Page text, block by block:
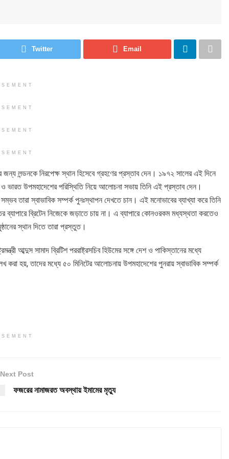
Twitter Email
জন্য লন্ডনকে নিরপেক্ষ স্থান হিসেবে গ্রহণের প্রস্তাব দেন। ১৯৭২ সালের এই দিনে
ও ভারত উপমহাদেশের পরিস্থিতি নিয়ে আলোচনা সভায় তিনি এই প্রস্তাব দেন।
তারা স্বাভাবিক সম্পর্ক পুনঃস্থাপন দেখতে চান। এই মনোভাবের ব্যাখ্যা করে তিনি
ব্যাপারে ব্রিটেন নিজেকে জড়াতে চায় না। এ ব্যাপারে কোনওরকম মধ্যস্থতা করতেও
স্থান দিতে তারা প্রস্তুত।
আব্দুস সামাদ ব্রিটিশ পররাষ্ট্রসচিব হিউমের সঙ্গে দেশ ও পাকিস্তানের মধ্যে
করা হয়, তাদের মধ্যে ৫০ মিনিটের আলোচনায় উপমহাদেশের পুনরায় স্বাভাবিক সম্পর্ক
Next Post
ফজরের নামাজরত অবস্থায় ইমামের মৃত্যু